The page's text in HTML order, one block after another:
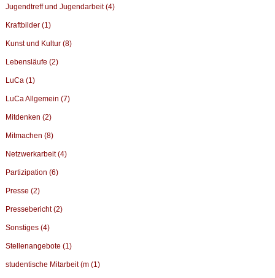
Jugendtreff und Jugendarbeit (4)
Kraftbilder (1)
Kunst und Kultur (8)
Lebensläufe (2)
LuCa (1)
LuCa Allgemein (7)
Mitdenken (2)
Mitmachen (8)
Netzwerkarbeit (4)
Partizipation (6)
Presse (2)
Pressebericht (2)
Sonstiges (4)
Stellenangebote (1)
studentische Mitarbeit (m (1)